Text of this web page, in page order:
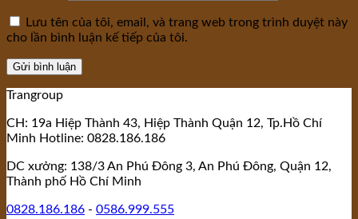
Lưu tên của tôi, email, và trang web trong trình duyệt này
cho lần bình luận kế tiếp của tôi.
Trangroup
CH: 19a Hiệp Thành 43, Hiệp Thành Quận 12, Tp.Hồ Chí
Minh Hotline: 0828.186.186
DC xưởng: 138/3 An Phú Đông 3, An Phú Đông, Quận 12,
Thành phố Hồ Chí Minh
0828.186.186 - 0586.999.555